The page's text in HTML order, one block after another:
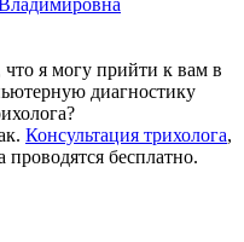
я могу прийти к вам в
диагностику
Консультация трихолога,
бесплатно.